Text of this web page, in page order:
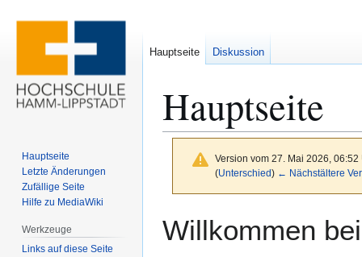
Hauptseite
Version vom 27. Mai 2026,
(Unterschied) ← Nächstältere
Navigation
Suche
Willkommen
Hauptseite Diskussion
Hauptseite
Letzte Änderungen
Zufällige Seite
Hilfe zu MediaWiki
Werkzeuge
Links auf diese Seite